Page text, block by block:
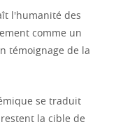
l'humanité des
comme un
témoignage de la
se traduit
la cible de